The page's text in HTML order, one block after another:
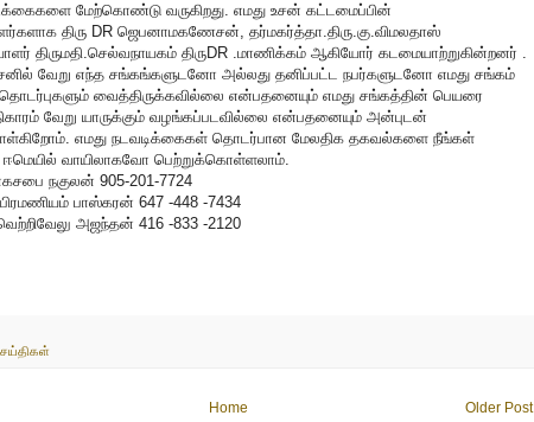
மேற்கொண்டு வருகிறது. எமது உசன் கட்டமைப்பின்
திரு DR ஜெபனாமகணேசன், தர்மகர்த்தா.திரு.கு.விமலதாஸ்
திருமதி.செல்வநாயகம் திருDR .மாணிக்கம் ஆகியோர் கடமையாற்றுகின்றனர் .
வேறு எந்த சங்கங்களுடனோ அல்லது தனிப்பட்ட நபர்களுடனோ எமது சங்கம்
வைத்திருக்கவில்லை என்பதனையும் எமது சங்கத்தின் பெயரை
வேறு யாருக்கும் வழங்கப்படவில்லை என்பதனையும் அன்புடன்
எமது நடவடிக்கைகள் தொடர்பான மேலதிக தகவல்களை நீங்கள்
ஈமெயில் வாயிலாகவோ பெற்றுக்கொள்ளலாம்.
நகுலன் 905-201-7724
பாஸ்கரன் 647 -448 -7434
அஜந்தன் 416 -833 -2120
Older Post
Home